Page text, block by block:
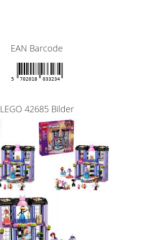
EAN Barcode
5 702018 033234
LEGO 42685 Bilder